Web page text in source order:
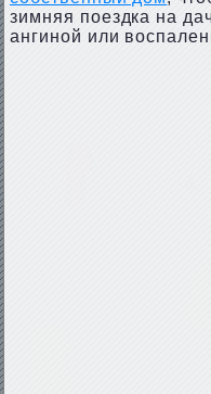
зимняя поездка на
ангиной или